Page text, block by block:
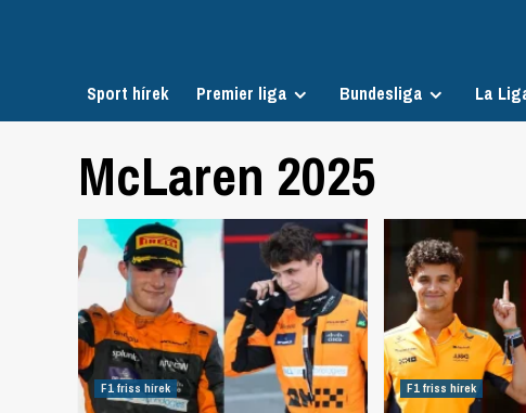
Sport hírek Premier liga Bundesliga La
McLaren 2025
F1 friss hírek F1 friss hírek